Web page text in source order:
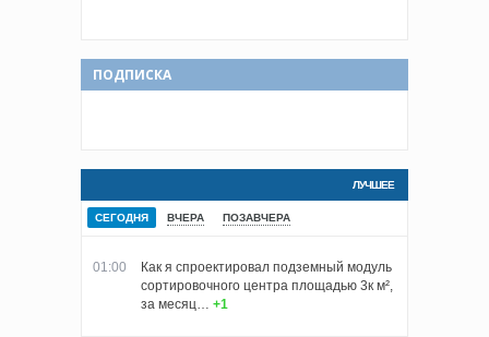
ПОДПИСКА
ЛУЧШЕЕ
СЕГОДНЯ ВЧЕРА ПОЗАВЧЕРА
01:00
Как я спроектировал подземный модуль
сортировочного центра площадью 3к м²,
за месяц…
+1